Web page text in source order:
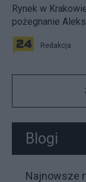
Rynek w
pożegnanie
Redakcja
Blogi
Najnowsze